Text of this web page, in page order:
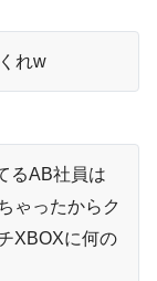
れw
るAB社員は
ゃったからク
XBOXに何の